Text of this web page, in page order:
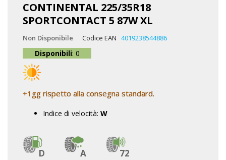
CONTINENTAL 225/35R18
SPORTCONTACT 5 87W XL
Non Disponibile Codice EAN 4019238544886
Disponibili: 0
+1gg rispetto alla consegna standard.
Indice di velocità: W
D A 72
galleria
immagini